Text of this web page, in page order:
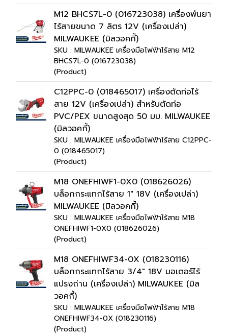
M12 BHCS7L-0 (016723038) เครื่องพ่นยา
ไร้สายขนาด 7 ลิตร 12V (เครื่องเปล่า)
MILWAUKEE (มิลวอคกี้)
SKU : MILWAUKEE เครื่องมือไฟฟ้าไร้สาย M12
BHCS7L-0 (016723038)
(Product)
C12PPC-0 (018465017) เครื่องตัดท่อไร้
สาย 12V (เครื่องเปล่า) สำหรับตัดท่อ
PVC/PEX ขนาดสูงสุด 50 มม. MILWAUKEE
(มิลวอคกี้)
SKU : MILWAUKEE เครื่องมือไฟฟ้าไร้สาย C12PPC-
0 (018465017)
(Product)
M18 ONEFHIWF1-0X0 (018626026)
บล็อกกระแทกไร้สาย 1" 18V (เครื่องเปล่า)
MILWAUKEE (มิลวอคกี้)
SKU : MILWAUKEE เครื่องมือไฟฟ้าไร้สาย M18
ONEFHIWF1-0X0 (018626026)
(Product)
M18 ONEFHIWF34-0X (018230116)
บล็อกกระแทกไร้สาย 3/4" 18V มอเตอร์ไร้
แปรงถ่าน (เครื่องเปล่า) MILWAUKEE (มิล
วอคกี้)
SKU : MILWAUKEE เครื่องมือไฟฟ้าไร้สาย M18
ONEFHIWF34-0X (018230116)
(Product)